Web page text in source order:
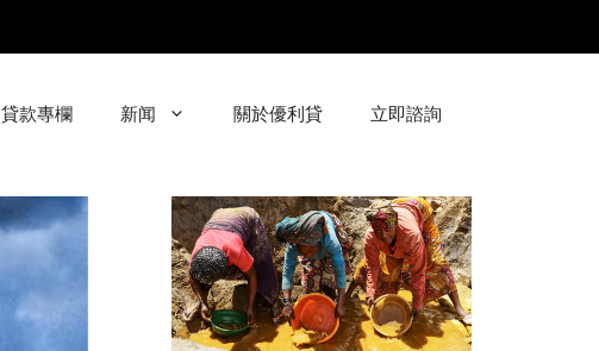
貸款專欄 新闻 關於優利貸 立即諮詢